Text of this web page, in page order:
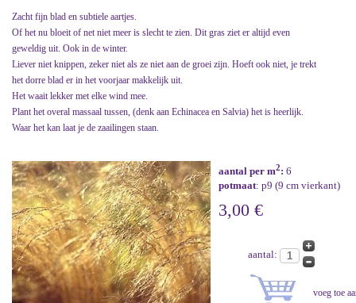
Zacht fijn blad en subtiele aartjes.
Of het nu bloeit of net niet meer is slecht te zien. Dit gras ziet er altijd even
geweldig uit. Ook in de winter.
Liever niet knippen, zeker niet als ze niet aan de groei zijn. Hoeft ook niet, je trekt
het dorre blad er in het voorjaar makkelijk uit.
Het waait lekker met elke wind mee.
Plant het overal massaal tussen, (denk aan Echinacea en Salvia) het is heerlijk.
Waar het kan laat je de zaailingen staan.
aantal per m2: 6
potmaat: p9 (9 cm vierkant)
3,00 €
aantal: